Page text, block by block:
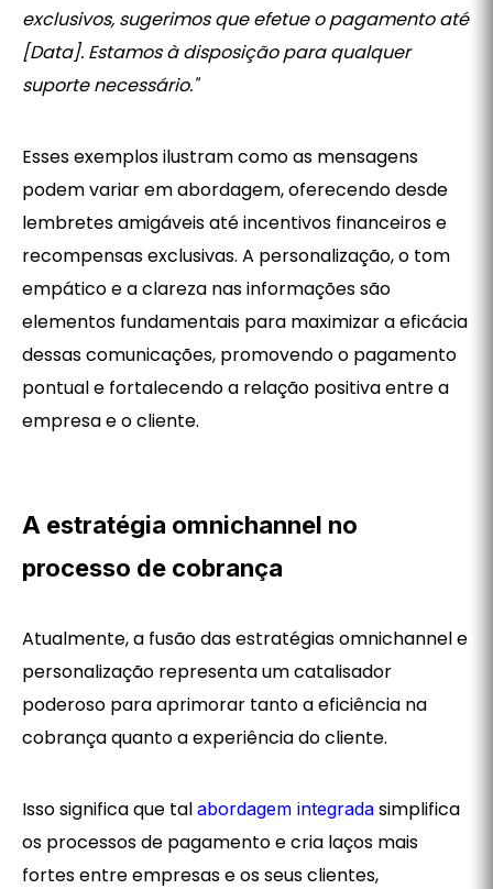
exclusivos, sugerimos que efetue o pagamento até
[Data]. Estamos à disposição para qualquer
suporte necessário."
Esses exemplos ilustram como as mensagens
podem variar em abordagem, oferecendo desde
lembretes amigáveis até incentivos financeiros e
recompensas exclusivas. A personalização, o tom
empático e a clareza nas informações são
elementos fundamentais para maximizar a eficácia
dessas comunicações, promovendo o pagamento
pontual e fortalecendo a relação positiva entre a
empresa e o cliente.
A estratégia omnichannel no
processo de cobrança
Atualmente, a fusão das estratégias omnichannel e
personalização representa um catalisador
poderoso para aprimorar tanto a eficiência na
cobrança quanto a experiência do cliente.
Isso significa que tal abordagem integrada simplifica
os processos de pagamento e cria laços mais
fortes entre empresas e os seus clientes,